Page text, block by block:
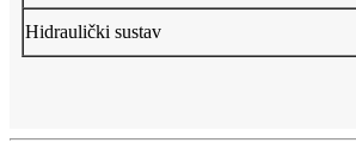
Hidraulički sustav